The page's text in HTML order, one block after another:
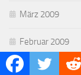
März 2009
Februar 2009
Januar 2009